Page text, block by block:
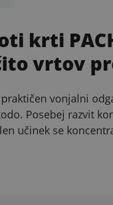
krti
vrtov
vonjalni
Posebej razvit
učinek se